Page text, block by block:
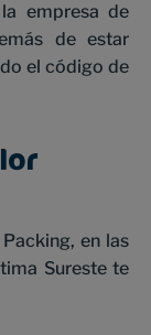
empresa de
de estar
el código de
en las
Sureste te